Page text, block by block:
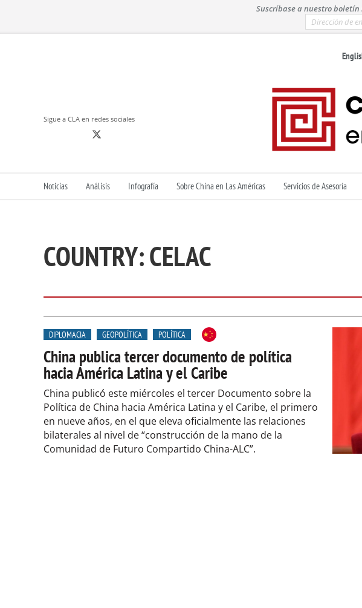
i
Suscríbase a nuestro
m
Sigue a CLA en redes sociales
Noticias Análisis Infografía Sobre China en Las Américas Servicios de Asesoría
COUNTRY:CELAC
DIPLOMACIA GEOPOLÍTICA POLÍTICA
China publica tercer documento de política
hacia América Latina y el Caribe
China publicó este miércoles el tercer Documento sobre la
Política de China hacia América Latina y el Caribe, el primero
en nueve años, en el que eleva oficialmente las relaciones
bilaterales al nivel de “construcción de la mano de la
Comunidad de Futuro Compartido China-ALC”.